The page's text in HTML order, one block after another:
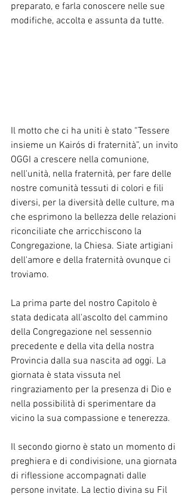
preparato, e farla conoscere nelle sue
modifiche, accolta e assunta da tutte.
Il motto che ci ha uniti è stato “Tessere
insieme un Kairós di fraternità”, un invito
OGGI a crescere nella comunione,
nell'unità, nella fraternità, per fare delle
nostre comunità tessuti di colori e fili
diversi, per la diversità delle culture, ma
che esprimono la bellezza delle relazioni
riconciliate che arricchiscono la
Congregazione, la Chiesa. Siate artigiani
dell'amore e della fraternità ovunque ci
troviamo.
La prima parte del nostro Capitolo è
stata dedicata all'ascolto del cammino
della Congregazione nel sessennio
precedente e della vita della nostra
Provincia dalla sua nascita ad oggi. La
giornata è stata vissuta nel
ringraziamento per la presenza di Dio e
nella possibilità di sperimentare da
vicino la sua compassione e tenerezza.
Il secondo giorno è stato un momento di
preghiera e di condivisione, una giornata
di riflessione accompagnati dalle
persone invitate. La lectio divina su Fil